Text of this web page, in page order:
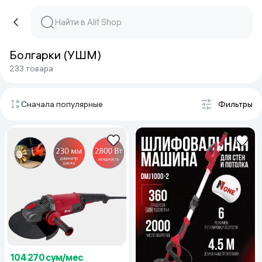
Болгарки (УШМ)
233 товара
Сначала популярные Фильтры
104 270 сум/мес